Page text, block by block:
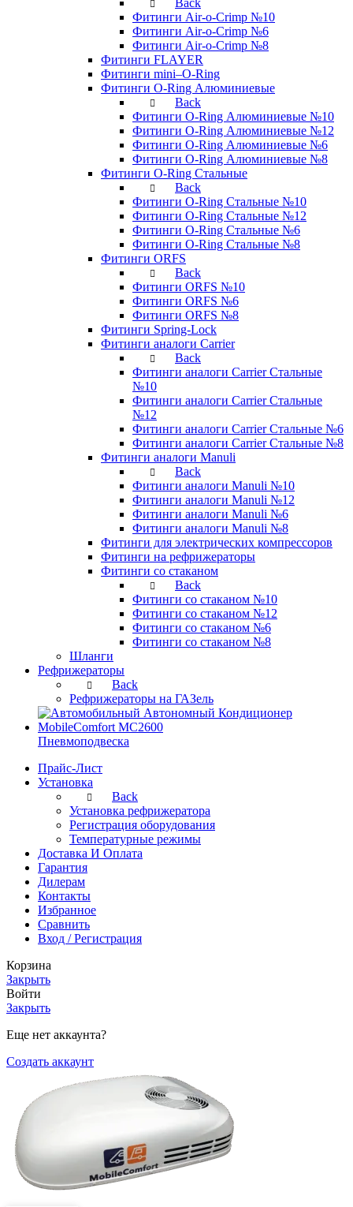
Фитинги Air-o-Crimp №10
Фитинги Air-o-Crimp №6
Фитинги Air-o-Crimp №8
Фитинги FLAYER
Фитинги mini–O-Ring
Фитинги O-Ring Алюминиевые
Back
Фитинги O-Ring Алюминиевые №10
Фитинги O-Ring Алюминиевые №12
Фитинги O-Ring Алюминиевые №6
Фитинги O-Ring Алюминиевые №8
Фитинги O-Ring Стальные
Back
Фитинги O-Ring Стальные №10
Фитинги O-Ring Стальные №12
Фитинги O-Ring Стальные №6
Фитинги O-Ring Стальные №8
Фитинги ORFS
Back
Фитинги ORFS №10
Фитинги ORFS №6
Фитинги ORFS №8
Фитинги Spring-Lock
Фитинги аналоги Carrier
Back
Фитинги аналоги Carrier Стальные
№10
Фитинги аналоги Carrier Стальные
№12
Фитинги аналоги Carrier Стальные №6
Фитинги аналоги Carrier Стальные №8
Фитинги аналоги Manuli
Back
Фитинги аналоги Manuli №10
Фитинги аналоги Manuli №12
Фитинги аналоги Manuli №6
Фитинги аналоги Manuli №8
Фитинги для электрических компрессоров
Фитинги на рефрижераторы
Фитинги со стаканом
Back
Фитинги со стаканом №10
Фитинги со стаканом №12
Фитинги со стаканом №6
Фитинги со стаканом №8
Шланги
Рефрижераторы
Back
Рефрижераторы на ГАЗель
Пневмоподвеска
Прайс-Лист
Установка
Back
Установка рефрижератора
Регистрация оборудования
Температурные режимы
Доставка И Оплата
Гарантия
Дилерам
Контакты
Избранное
Сравнить
Вход / Регистрация
Корзина
Закрыть
Войти
Закрыть
Еще нет аккаунта?
Создать аккаунт